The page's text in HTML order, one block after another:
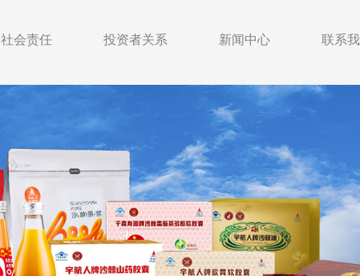
社会责任 投资者关系 新闻中心 联系